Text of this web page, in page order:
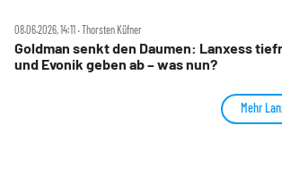
08.06.2026, 14:11 ‧ Thorsten Küfner
Goldman senkt den Daumen: Lanxess
und Evonik geben ab – was nun?
Mehr